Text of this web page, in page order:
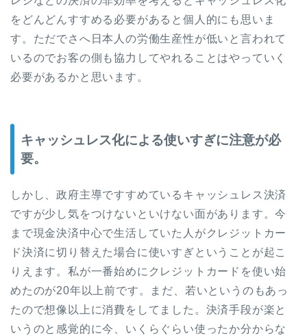
をどんどんすすめる必要があると個人的にも思いま
す。ただでさへ日本人の労働生産性が低いと言われて
いるのでお客の側も協力してやれることはやっていく
必要があるかと思います。
キャッシュレス化による使いすぎに注意が必
要。
しかし、政府主導ですすめているキャッシュレス決済
ですが少し気をつけないといけない面があります。今
まで現金決済中心で生活していた人がクレジットカー
ド決済に切り替えた場合に使いすぎということが起こ
りえます。私が一番始めにクレジットカードを使い始
めたのが20年以上前です。まだ、若いというのもあっ
たので想像以上に消費をしてました。決済手段が楽と
いうのと感覚的に今、いくらぐらい使ったか分からな